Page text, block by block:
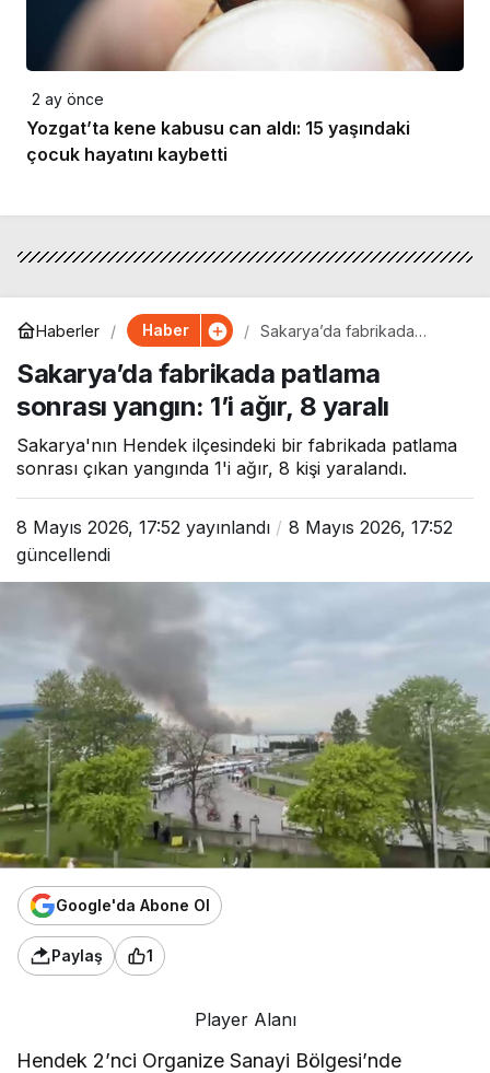
2 ay önce
Yozgat’ta kene kabusu can aldı: 15 yaşındaki
çocuk hayatını kaybetti
Haberler Haber
Sakarya’da fabrikada
ağır, 8 yaralı
Sakarya’da fabrikada patlama
sonrası yangın: 1’i ağır, 8 yaralı
Sakarya'nın Hendek ilçesindeki bir fabrikada patlama
sonrası çıkan yangında 1'i ağır, 8 kişi yaralandı.
8 Mayıs 2026, 17:52 yayınlandı
8 Mayıs 2026, 17:52
güncellendi
Google'da Abone Ol
Paylaş 1
Player Alanı
Hendek 2’nci Organize Sanayi Bölgesi’nde